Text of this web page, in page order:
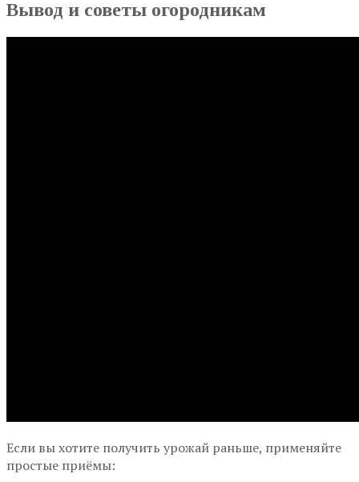
Вывод и советы огородникам
Если вы хотите получить урожай раньше, применяйте
простые приёмы: